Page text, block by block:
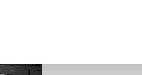
alla ricerca di
sui cookie.